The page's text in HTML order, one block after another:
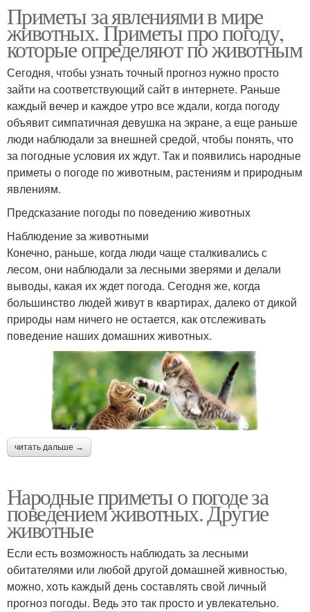
Приметы за явлениями в мире
животных. Приметы про погоду,
которые определяют по животным
Сегодня, чтобы узнать точный прогноз нужно просто
зайти на соответствующий сайт в интернете. Раньше
каждый вечер и каждое утро все ждали, когда погоду
объявит симпатичная девушка на экране, а еще раньше
люди наблюдали за внешней средой, чтобы понять, что
за погодные условия их ждут. Так и появились народные
приметы о погоде по животным, растениям и природным
явлениям.
Предсказание погоды по поведению животных
Наблюдение за животными
Конечно, раньше, когда люди чаще сталкивались с
лесом, они наблюдали за лесными зверями и делали
выводы, какая их ждет погода. Сегодня же, когда
большинство людей живут в квартирах, далеко от дикой
природы нам ничего не остается, как отслеживать
поведение наших домашних животных.
читать дальше →
Народные приметы о погоде за
поведением животных. Другие
животные
Если есть возможность наблюдать за лесными
обитателями или любой другой домашней живностью,
можно, хоть каждый день составлять свой личный
прогноз погоды. Ведь это так просто и увлекательно.